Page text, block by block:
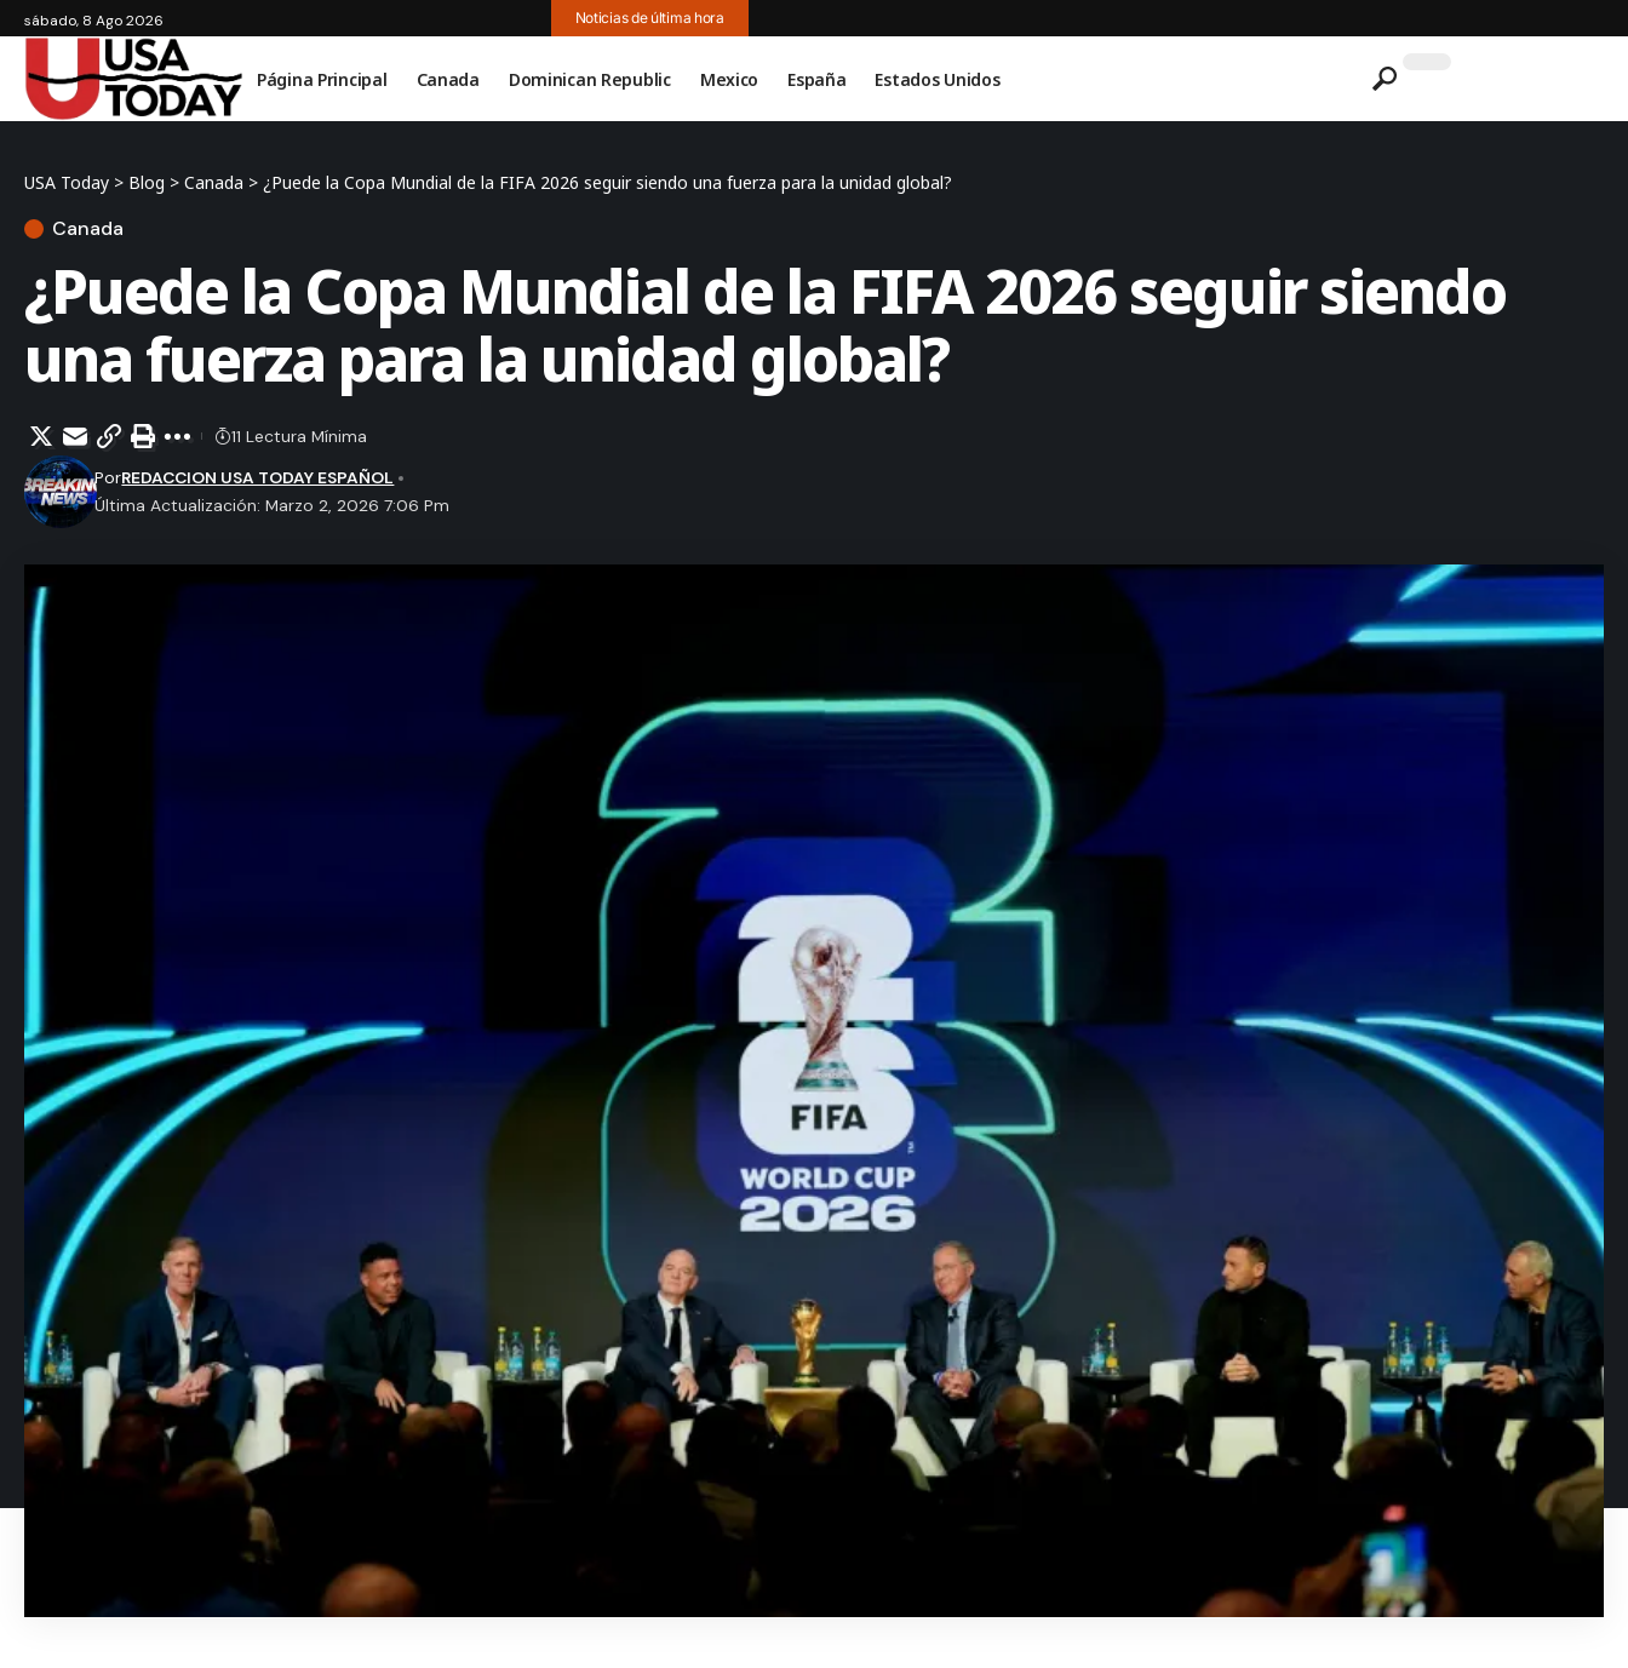
sábado, 8 Ago 2026 Noticias de última hora
Página Principal Canada Dominican Republic Mexico España Estados Unidos
USA Today > Blog > Canada > ¿Puede la Copa Mundial de la FIFA 2026 seguir siendo una fuerza para la unidad global?
Canada
¿Puede la Copa Mundial de la FIFA 2026 seguir siendo
una fuerza para la unidad global?
Última Actualización: Marzo 2, 2026 7:06 Pm
PorREDACCION USA TODAY ESPAÑOL
11 Lectura Mínima